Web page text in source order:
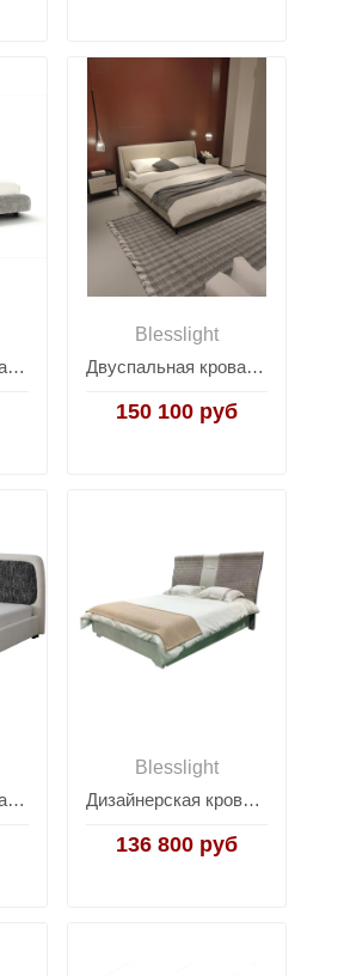
Двуспальная кровать Stand by Me
Blesslight
Двуспальная кровать на ножках Eosonno
150 100 руб
Двуспальная кровать на ножках Utopia
Blesslight
Дизайнерская кровать Lamborghini
136 800 руб